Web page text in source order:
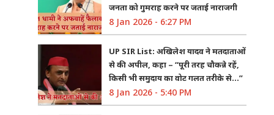
जनता को गुमराह करने पर जताई नाराजगी
8 Jan 2026 - 6:27 PM
UP SIR List: अखिलेश यादव ने मतदाताओं
से की अपील, कहा – “पूरी तरह चौकन्ने रहें,
किसी भी समुदाय का वोट गलत तरीके से…”
8 Jan 2026 - 5:40 PM